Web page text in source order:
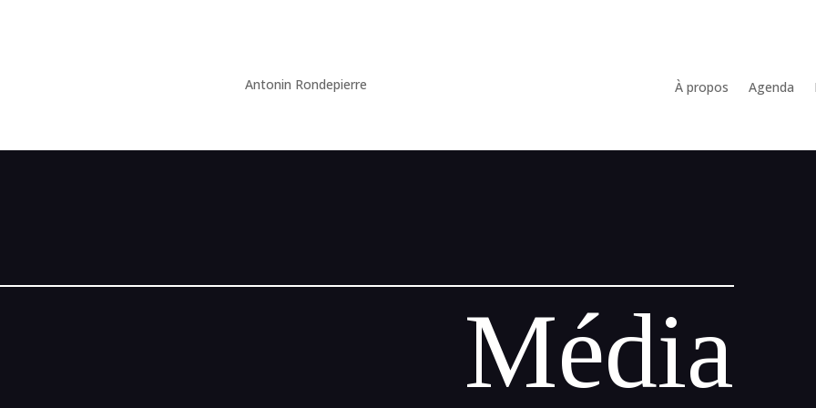
Antonin Rondepierre À propos Agenda
Média